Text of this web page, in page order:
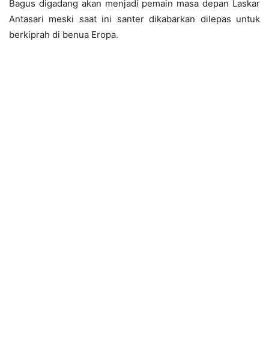
Bagus digadang akan menjadi pemain masa depan Laskar
Antasari meski saat ini santer dikabarkan dilepas untuk
berkiprah di benua Eropa.